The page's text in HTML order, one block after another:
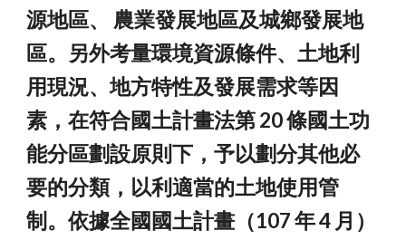
源地區、 農業發展地區及城鄉發展地
區。另外考量環境資源條件、土地利
用現況、地方特性及發展需求等因
素，在符合國土計畫法第 20 條國土功
能分區劃設原則下，予以劃分其他必
要的分類，以利適當的土地使用管
制。依據全國國土計畫（107 年 4 月）